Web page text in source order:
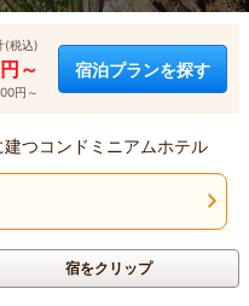
(税込)
～
円～
宿泊プランを探す
つコンドミニアムホテル
宿をクリップ